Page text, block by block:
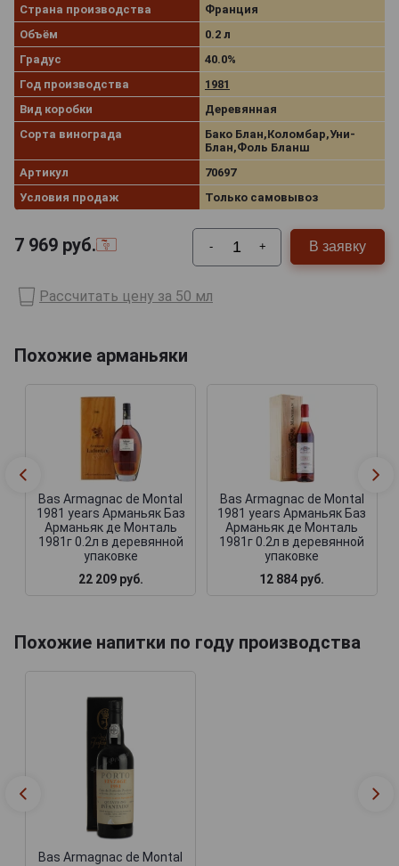
Страна производства
Франция
Объём
0.2 л
Градус
40.0%
Год производства
1981
Вид коробки
Деревянная
Сорта винограда
Бако Блан,Коломбар,Уни-
Блан,Фоль Бланш
Артикул
70697
Условия продаж
Только самовывоз
7 969 руб. - + В заявку
Рассчитать цену за 50 мл
Похожие арманьяки
Bas Armagnac de Montal
1981 years Арманьяк Баз
Арманьяк де Монталь
1981г 0.2л в деревянной
упаковке
22 209 руб.
Bas Armagnac de Montal
1981 years Арманьяк Баз
Арманьяк де Монталь
1981г 0.2л в деревянной
упаковке
12 884 руб.
Похожие напитки по году производства
Bas Armagnac de Montal